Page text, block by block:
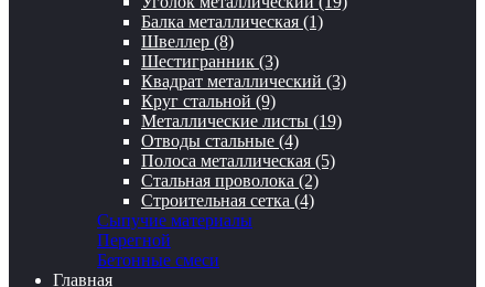
Балка металлическая (1)
Швеллер (8)
Шестигранник (3)
Квадрат металлический (3)
Круг стальной (9)
Металлические листы (19)
Отводы стальные (4)
Полоса металлическая (5)
Стальная проволока (2)
Строительная сетка (4)
Сыпучие материалы
Перегной
Бетонные смеси
Главная